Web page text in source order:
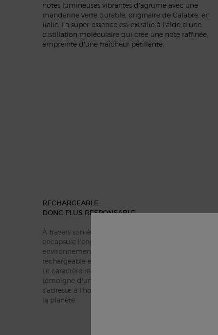
notes lumineuses vibrantes d'agrume avec une
mandarine verte durable, originaire de Calabre, en
Italie. La super-essence est extraite à l'aide d'une
distillation moléculaire qui crée une note raffinée,
empreinte d'une fraîcheur pétillante.
RECHARGEABLE
DONC PLUS RESPONSABLE
À travers son éco-conception, ARMANI CODE EAU DE
encapsule l'engagement de Giorgio Armani à
environnemental. Le flacon ARMANI CODE EAU DE
rechargeable et conçu pour durer.
Le caractère rechargeable d'ARMANI CODE EAU DE
témoigne d'une prise de conscience concernant
s'adresse à l'homme se sentant responsable de la
la planète.